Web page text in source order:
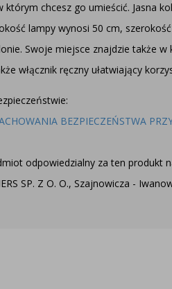
którym chcesz go umieścić. Jasna
lampy wynosi 50 cm,
Swoje miejsce znajdzie także w
włącznik ręczny ułatwiający
BEZPIECZEŃSTWA
odpowiedzialny za ten produkt
SP. Z O. O., Szajnowicza -